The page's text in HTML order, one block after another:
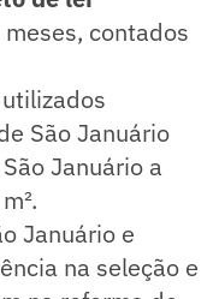
contados
São Januário
Januário a
Januário e
na seleção e